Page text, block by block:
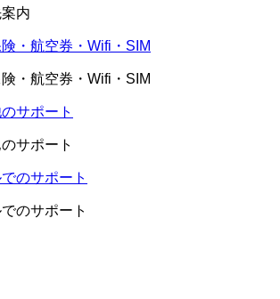
内
・航空券・Wifi・SIM
・航空券・Wifi・SIM
サポート
サポート
のサポート
のサポート